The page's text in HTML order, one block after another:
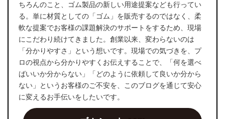
ちろんのこと、ゴム製品の新しい用途提案なども行ってい
る。単に材質としての「ゴム」を販売するのではなく、柔
軟な提案でお客様の課題解決のサポートをするため、現場
にこだわり続けてきました。創業以来、変わらないのは
「分かりやすさ」という想いです。現場での気づきを、プ
ロの視点から分かりやすくお伝えすることで、「何を選べ
ばいいか分からない」「どのように依頼して良いか分から
ない」というお客様のご不安を、このブログを通じて安心
に変えるお手伝いをしたいです。